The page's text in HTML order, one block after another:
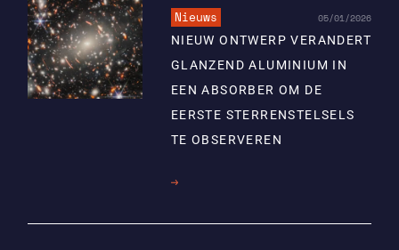
Nieuws 05/01/2026
NIEUW ONTWERP VERANDERT
GLANZEND ALUMINIUM IN
EEN ABSORBER OM DE
EERSTE STERRENSTELSELS
TE OBSERVEREN
Lees